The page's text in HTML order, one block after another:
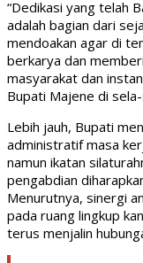
“Dedikasi yang telah
adalah bagian dari
mendoakan agar di
berkarya dan
masyarakat dan
Bupati Majene di
Lebih jauh, Bupati
administratif masa
namun ikatan
pengabdian
Menurutnya, sinergi
pada ruang lingkup
terus menjalin